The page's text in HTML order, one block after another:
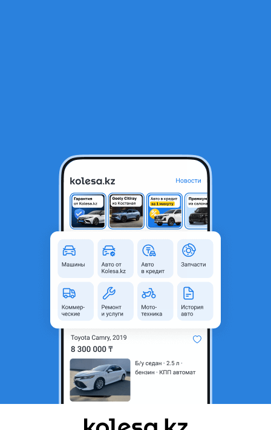
Свечные провода
Алматы, Алматинская
область
Новая
Код запчасти
MD173402
Подходит на авто
Mitsubishi Delica
1994 - 1997 4 поколение, 1997 - 2007 4 поколение
рестайлинг